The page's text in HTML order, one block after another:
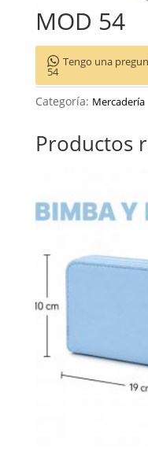
MOD 54
Tengo una
54
Categoría: Mercadería
Productos